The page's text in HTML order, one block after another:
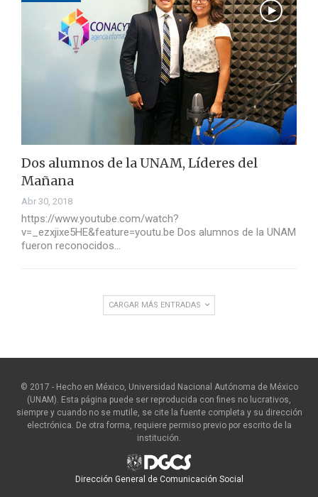
Dos alumnos de la UNAM, Líderes del
Mañana
Abr 30, 2018
https://www.youtube.com/watch?
v=_ezxjixe5HE&feature=youtu.be Dos alumnos de la UNAM
fueron reconocidos…
CARGAR MÁS ENTRADAS
© 2017 - Hecho en México, Universidad Nacional Autónoma de México
(UNAM). Esta página puede ser reproducida con fines no lucrativos,
siempre y cuando no se mutile, se cite la fuente completa y su dirección
electrónica. De otra forma, requiere permiso previo por escrito de la
institución.
Dirección General de Comunicación Social